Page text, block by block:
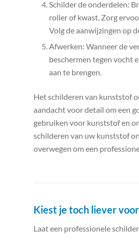
Schilder de onderdelen:
roller of kwast. Zorg
Volg de aanwijzingen op
Afwerken: Wanneer de
beschermen tegen vocht
aan te brengen.
Het schilderen van kunststof
aandacht voor detail om een
gebruiken voor kunststof en
schilderen van uw kunststof
overwegen om een
Kiest je toch liever
Laat een professionele